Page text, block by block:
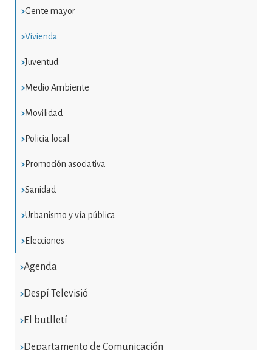
Gente mayor
Vivienda
Juventud
Medio Ambiente
Movilidad
Policia local
Promoción asociativa
Sanidad
Urbanismo y vía pública
Elecciones
Agenda
Despí Televisió
El butlletí
Departamento de Comunicación